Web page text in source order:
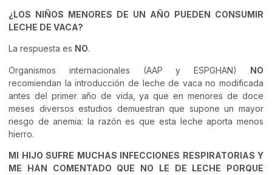
¿LOS NIÑOS MENORES DE UN AÑO PUEDEN CONSUMIR
LECHE DE VACA?
La respuesta es NO.
Organismos internacionales (AAP y ESPGHAN) NO
recomiendan la introducción de leche de vaca no modificada
antes del primer año de vida, ya que en menores de doce
meses diversos estudios demuestran que supone un mayor
riesgo de anemia: la razón es que esta leche aporta menos
hierro.
MI HIJO SUFRE MUCHAS INFECCIONES RESPIRATORIAS Y
ME HAN COMENTADO QUE NO LE DE LECHE PORQUE